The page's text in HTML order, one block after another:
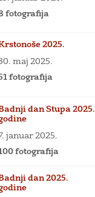
fotografija
2025.
maj 2025.
fotografija
dan Stupa 2025.
januar 2025.
fotografija
dan 2025.